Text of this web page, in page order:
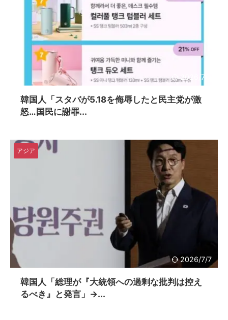
2026/7/7
韓国人「スタバが5.18を侮辱したと民主党が激
怒…国民に謝罪...
2026/7/7
アジア
韓国人「総理が『大統領への過剰な批判は控え
るべき』と発言」→...